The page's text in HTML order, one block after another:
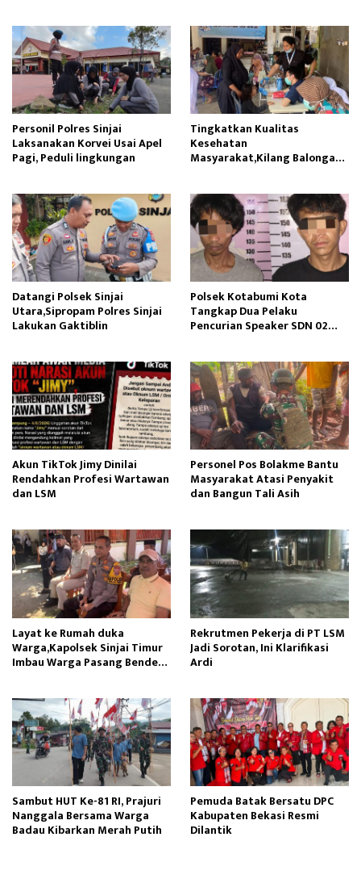
Personil Polres Sinjai
Laksanakan Korvei Usai Apel
Pagi, Peduli lingkungan
Tingkatkan Kualitas
Kesehatan
Masyarakat,Kilang Balongan
Datangi Polsek Sinjai
Utara,Sipropam Polres Sinjai
Lakukan Gaktiblin
Polsek Kotabumi Kota
Tangkap Dua Pelaku
Pencurian Speaker SDN 02
Akun TikTok Jimy Dinilai
Rendahkan Profesi Wartawan
dan LSM
Personel Pos Bolakme Bantu
Masyarakat Atasi Penyakit
dan Bangun Tali Asih
Layat ke Rumah duka
Warga,Kapolsek Sinjai Timur
Imbau Warga Pasang Bendera
Rekrutmen Pekerja di PT LSM
Jadi Sorotan, Ini Klarifikasi
Ardi
Sambut HUT Ke-81 RI, Prajuri
Nanggala Bersama Warga
Badau Kibarkan Merah Putih
Pemuda Batak Bersatu DPC
Kabupaten Bekasi Resmi
Dilantik